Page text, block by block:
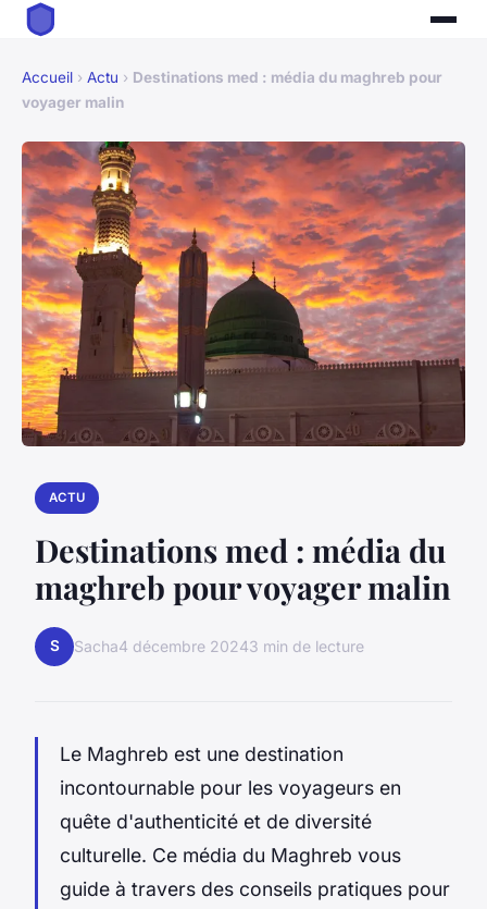
Accueil › Actu › Destinations med : média du maghreb pour
voyager malin
ACTU
Destinations med : média du
maghreb pour voyager malin
S Sacha4 décembre 20243 min de lecture
Le Maghreb est une destination
incontournable pour les voyageurs en
quête d'authenticité et de diversité
culturelle. Ce média du Maghreb vous
guide à travers des conseils pratiques pour